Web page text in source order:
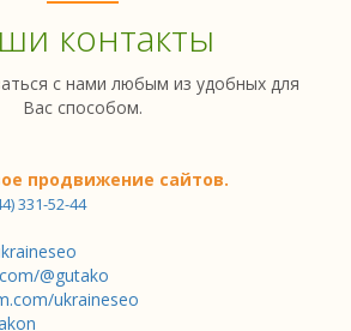
контакты
с нами любым из удобных для
Вас способом.
продвижение сайтов.
331-52-44
@gutako
ukraineseo